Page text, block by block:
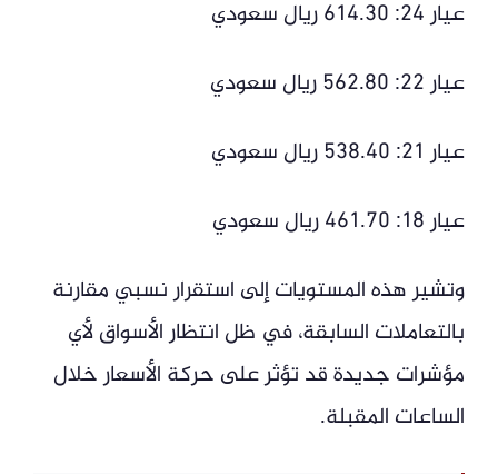
عيار 24: 614.30 ريال سعودي
عيار 22: 562.80 ريال سعودي
عيار 21: 538.40 ريال سعودي
عيار 18: 461.70 ريال سعودي
وتشير هذه المستويات إلى استقرار نسبي مقارنة
بالتعاملات السابقة، في ظل انتظار الأسواق لأي
مؤشرات جديدة قد تؤثر على حركة الأسعار خلال
الساعات المقبلة.